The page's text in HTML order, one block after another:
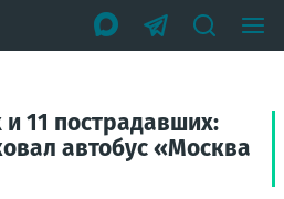
11 пострадавших:
автобус «Москва